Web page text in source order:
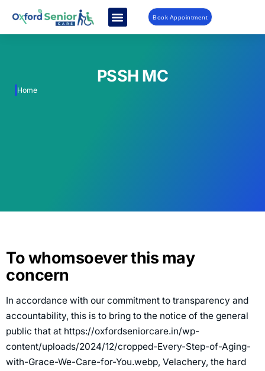
Book Appointment
PSSH MC
Home
To whomsoever this may
concern
In accordance with our commitment to transparency and
accountability, this is to bring to the notice of the general
public that at https://oxfordseniorcare.in/wp-
content/uploads/2024/12/cropped-Every-Step-of-Aging-
with-Grace-We-Care-for-You.webp, Velachery, the hard